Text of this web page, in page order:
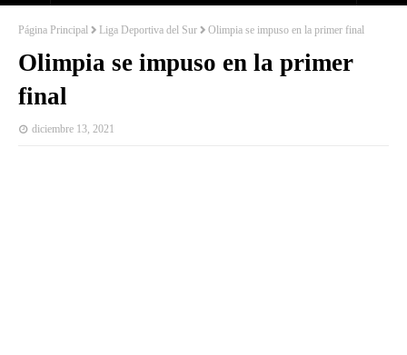
Página Principal Liga Deportiva del Sur Olimpia se impuso en la primer final
Olimpia se impuso en la primer
final
diciembre 13, 2021